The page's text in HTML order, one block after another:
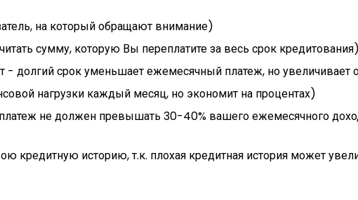
на который обращают внимание)
сумму, которую Вы переплатите за весь срок кредитования)
долгий срок уменьшает ежемесячный платеж, но увеличивает
нагрузки каждый месяц, но экономит на процентах)
не должен превышать 30-40% вашего ежемесячного
кредитную историю, т.к. плохая кредитная история может